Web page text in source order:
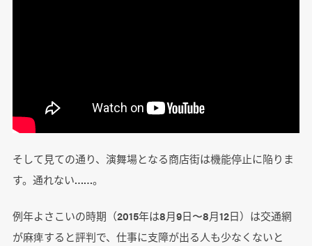
そして見ての通り、演舞場となる商店街は機能停止に陥りま
す。通れない……。
例年よさこいの時期（2015年は8月9日〜8月12日）は交通網
が麻痺すると評判で、仕事に支障が出る人も少なくないと